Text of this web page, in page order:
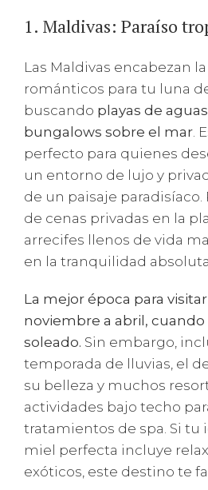
1. Maldivas: Paraíso
Las Maldivas encabezan
románticos para tu luna
buscando playas de
bungalows sobre el mar .
perfecto para quienes
un entorno de lujo y
de un paisaje
de cenas privadas en la
arrecifes llenos de vida
en la tranquilidad absoluta.
La mejor época para
noviembre a abril, cuando
soleado. Sin embargo,
temporada de lluvias, el
su belleza y muchos
actividades bajo techo
tratamientos de spa. Si tu
miel perfecta incluye
exóticos, este destino te